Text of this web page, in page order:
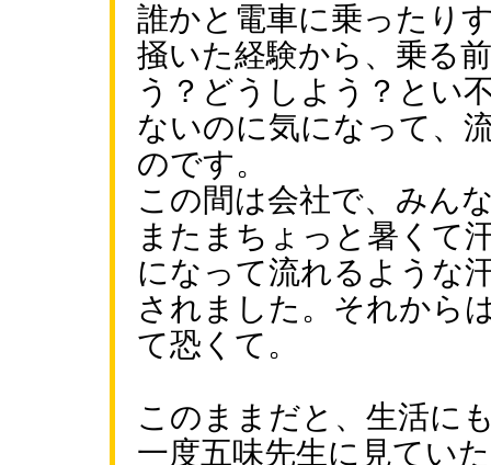
誰かと電車に乗ったり
掻いた経験から、乗る
う？どうしよう？とい
ないのに気になって、
のです。
この間は会社で、みん
またまちょっと暑くて
になって流れるような
されました。それから
て恐くて。
このままだと、生活に
一度五味先生に見てい